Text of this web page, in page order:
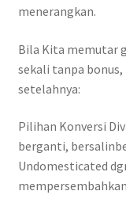
menerangkan.
Bila Kita memutar
sekali tanpa
setelahnya:
Pilihan Konversi
berganti,
Undomesticated